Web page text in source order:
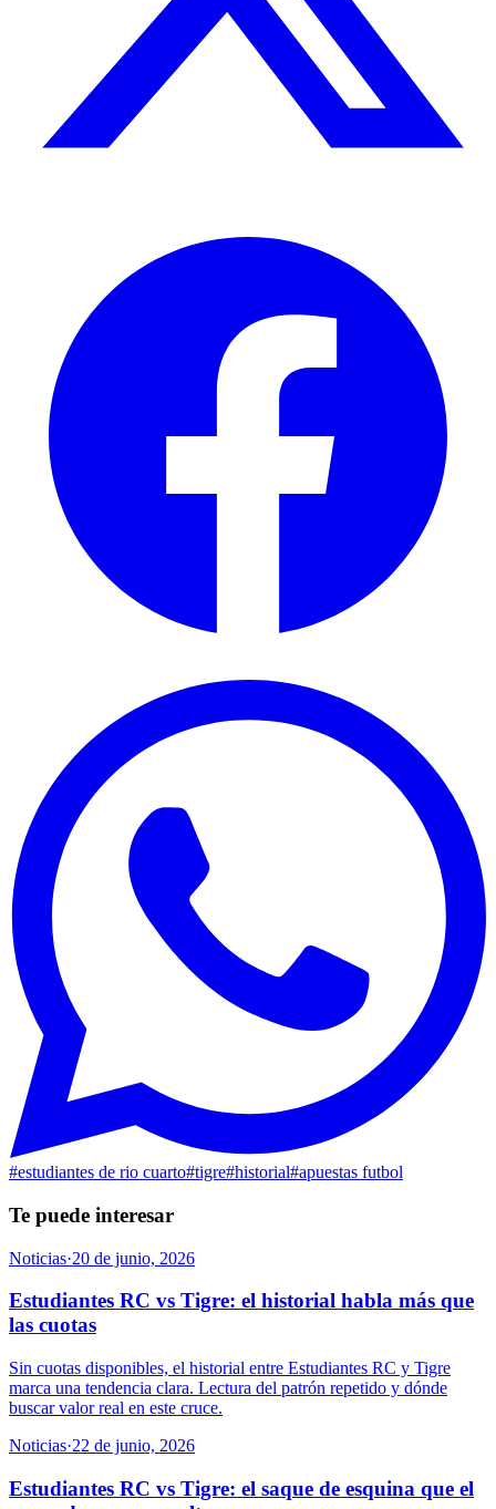
#estudiantes de rio cuarto#tigre#historial#apuestas futbol
Te puede interesar
Noticias·20 de junio, 2026
Estudiantes RC vs Tigre: el historial habla más que
las cuotas
Sin cuotas disponibles, el historial entre Estudiantes RC y Tigre
marca una tendencia clara. Lectura del patrón repetido y dónde
buscar valor real en este cruce.
Noticias·22 de junio, 2026
Estudiantes RC vs Tigre: el saque de esquina que el